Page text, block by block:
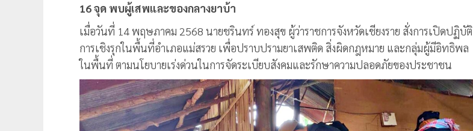
16 จุด พบผู้เสพและของกลางยาบ้า
เมื่อวันที่ 14 พฤษภาคม 2568 นายชรินทร์ ทองสุข ผู้ว่าราชการจังหวัดเชียงราย สั่งการเปิดปฏิบัติ
การเชิงรุกในพื้นที่อำเภอแม่สรวย เพื่อปราบปรามยาเสพติด สิ่งผิดกฎหมาย และกลุ่มผู้มีอิทธิพล
ในพื้นที่ ตามนโยบายเร่งด่วนในการจัดระเบียบสังคมและรักษาความปลอดภัยของประชาชน